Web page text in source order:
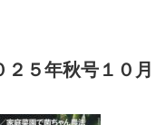
２５年秋号１０月